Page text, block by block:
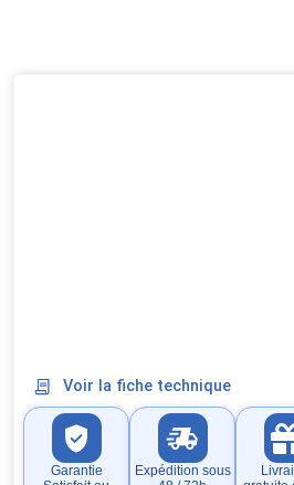
Voir la fiche technique
Garantie
Expédition sous